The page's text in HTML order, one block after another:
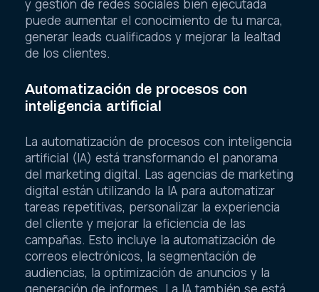
y gestión de redes sociales bien ejecutada
puede aumentar el conocimiento de tu marca,
generar leads cualificados y mejorar la lealtad
de los clientes.
Automatización de procesos con
inteligencia artificial
La automatización de procesos con inteligencia
artificial (IA) está transformando el panorama
del marketing digital. Las agencias de marketing
digital están utilizando la IA para automatizar
tareas repetitivas, personalizar la experiencia
del cliente y mejorar la eficiencia de las
campañas. Esto incluye la automatización de
correos electrónicos, la segmentación de
audiencias, la optimización de anuncios y la